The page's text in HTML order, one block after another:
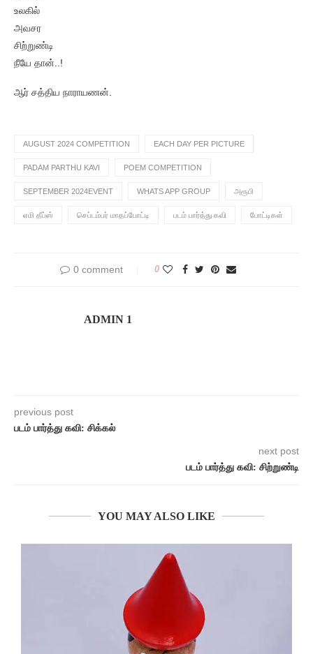
உலகில்
அவசர
சிற்றுண்டி
நீயே தான்..!
ஆர் சத்திய நாராயணன்.
AUGUST 2024 COMPETITION EACH DAY PER PICTURE
PADAM PARTHU KAVI POEM COMPETITION
SEPTEMBER 2024EVENT WHATS APP GROUP அரூபி
எமி தீப்ஸ் செப்டம்பர் மாதப்போட்டி படம் பார்த்து கவி போட்டிகள்
0 comment 0
ADMIN 1
previous post
படம் பார்த்து கவி: சிக்கல்
next post
படம் பார்த்து கவி: சிற்றுண்டி
YOU MAY ALSO LIKE